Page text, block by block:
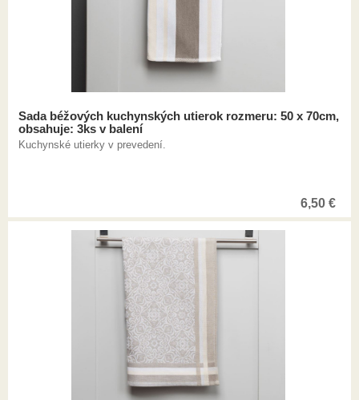
Sada béžových kuchynských utierok rozmeru: 50 x 70cm,
obsahuje: 3ks v balení
Kuchynské utierky v prevedení.
6,50 €